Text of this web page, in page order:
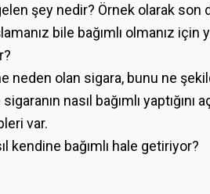
şey nedir? Örnek olarak
bile bağımlı olmanız
neden olan sigara, bunu ne
nasıl bağımlı yaptığını
var.
kendine bağımlı hale getiriyor?